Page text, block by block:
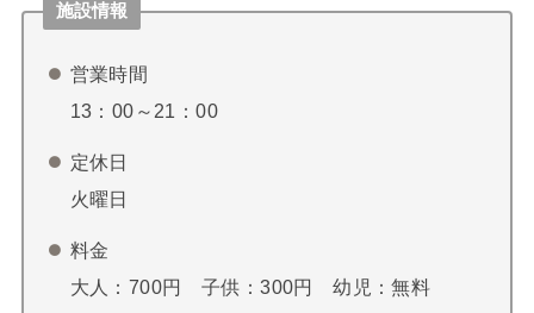
施設情報
営業時間
13：00～21：00
定休日
火曜日
料金
大人：700円 子供：300円 幼児：無料